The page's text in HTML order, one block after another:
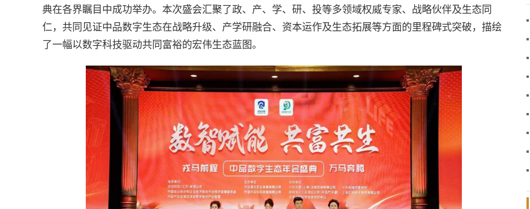
典在各界瞩目中成功举办。本次盛会汇聚了政、产、学、研、投等多领域权威专家、战略伙伴及生态同
仁，共同见证中品数字生态在战略升级、产学研融合、资本运作及生态拓展等方面的里程碑式突破，描绘
了一幅以数字科技驱动共同富裕的宏伟生态蓝图。